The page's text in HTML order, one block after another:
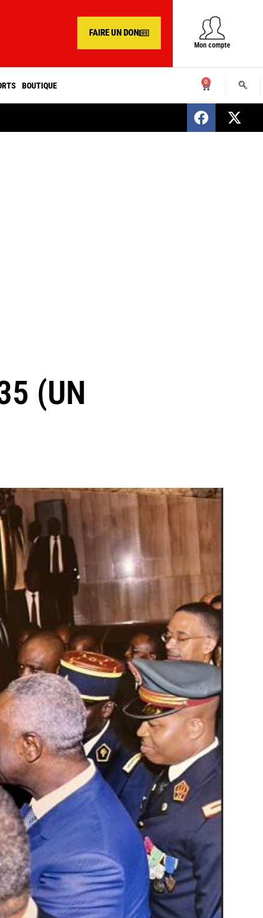
FAIRE UN DON
Mon compte
BOUTIQUE 0
SENEGAL : Nomination d’un nouveau
(UN